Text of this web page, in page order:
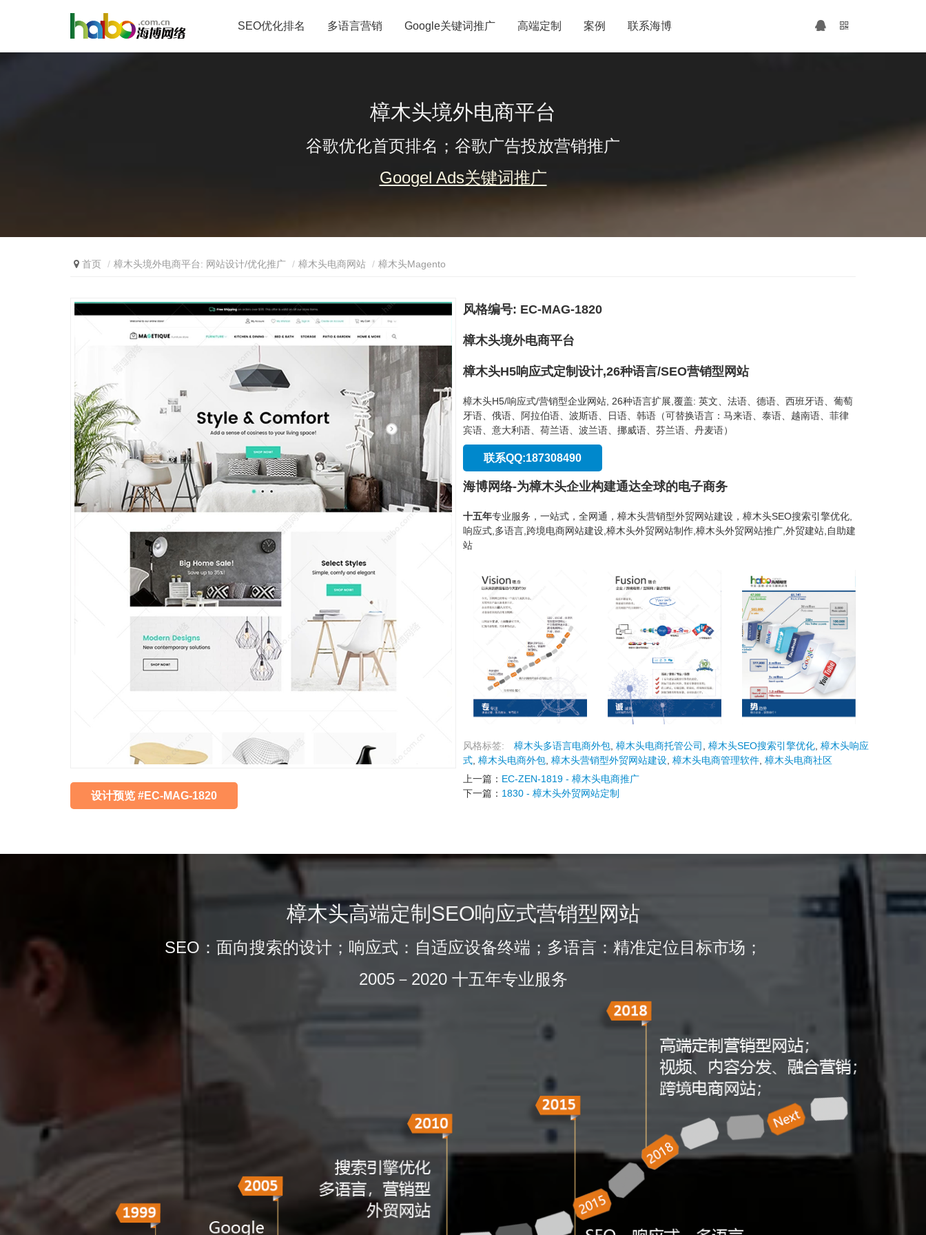
SEO优化排名 多语言营销 Google关键词推广 高端定制 案例 联系海博
樟木头境外电商平台
谷歌优化首页排名；谷歌广告投放营销推广
Googel Ads关键词推广
首页 樟木头境外电商平台: 网站设计/优化推广 樟木头电商网站 樟木头Magento
设计预览 #EC-MAG-1820
风格编号: EC-MAG-1820
樟木头境外电商平台
樟木头H5响应式定制设计,26种语言/SEO营销型网站
樟木头H5/响应式/营销型企业网站, 26种语言扩展,覆盖: 英文、法语、德语、西班牙语、葡萄
牙语、俄语、阿拉伯语、波斯语、日语、韩语（可替换语言：马来语、泰语、越南语、菲律
宾语、意大利语、荷兰语、波兰语、挪威语、芬兰语、丹麦语）
联系QQ:187308490
海博网络-为樟木头企业构建通达全球的电子商务
十五年专业服务，一站式，全网通，樟木头营销型外贸网站建设，樟木头SEO搜索引擎优化,
响应式,多语言,跨境电商网站建设,樟木头外贸网站制作,樟木头外贸网站推广,外贸建站,自助建
站
风格标签: 樟木头多语言电商外包 樟木头电商托管公司 樟木头SEO搜索引擎优化 樟木头响应
式 樟木头电商外包 樟木头营销型外贸网站建设 樟木头电商管理软件 樟木头电商社区
上一篇： EC-ZEN-1819 - 樟木头电商推广
下一篇： 1830 - 樟木头外贸网站定制
樟木头高端定制SEO响应式营销型网站
SEO：面向搜索的设计；响应式：自适应设备终端；多语言：精准定位目标市场；
2005－2020 十五年专业服务